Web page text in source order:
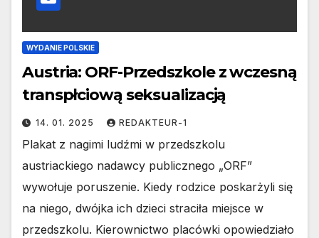
WYDANIE POLSKIE
Austria: ORF-Przedszkole z wczesną
transpłciową seksualizacją
14. 01. 2025 REDAKTEUR-1
Plakat z nagimi ludźmi w przedszkolu
austriackiego nadawcy publicznego „ORF”
wywołuje poruszenie. Kiedy rodzice poskarżyli się
na niego, dwójka ich dzieci straciła miejsce w
przedszkolu. Kierownictwo placówki opowiedziało